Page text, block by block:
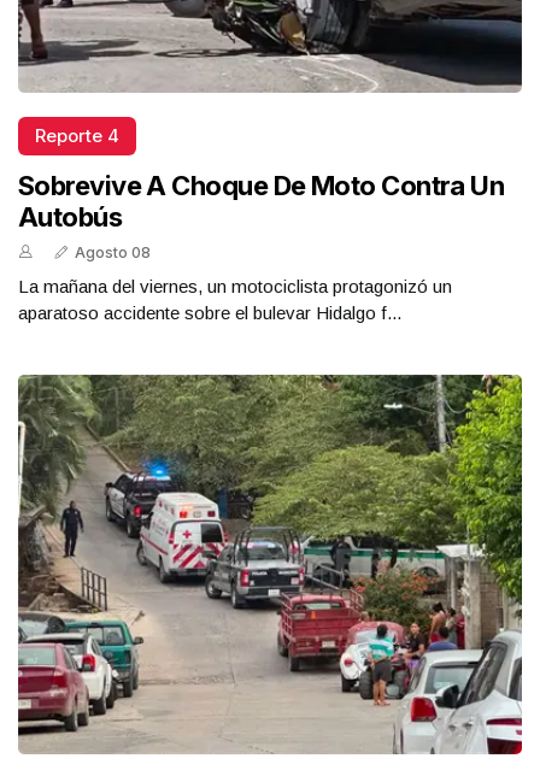
Reporte 4
Sobrevive A Choque De Moto Contra Un
Autobús
Agosto 08
La mañana del viernes, un motociclista protagonizó un
aparatoso accidente sobre el bulevar Hidalgo f...